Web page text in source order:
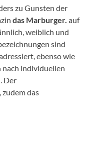
zu Gunsten der
das Marburger. auf
weiblich und
sind
ebenso wie
nach individuellen
Der
das